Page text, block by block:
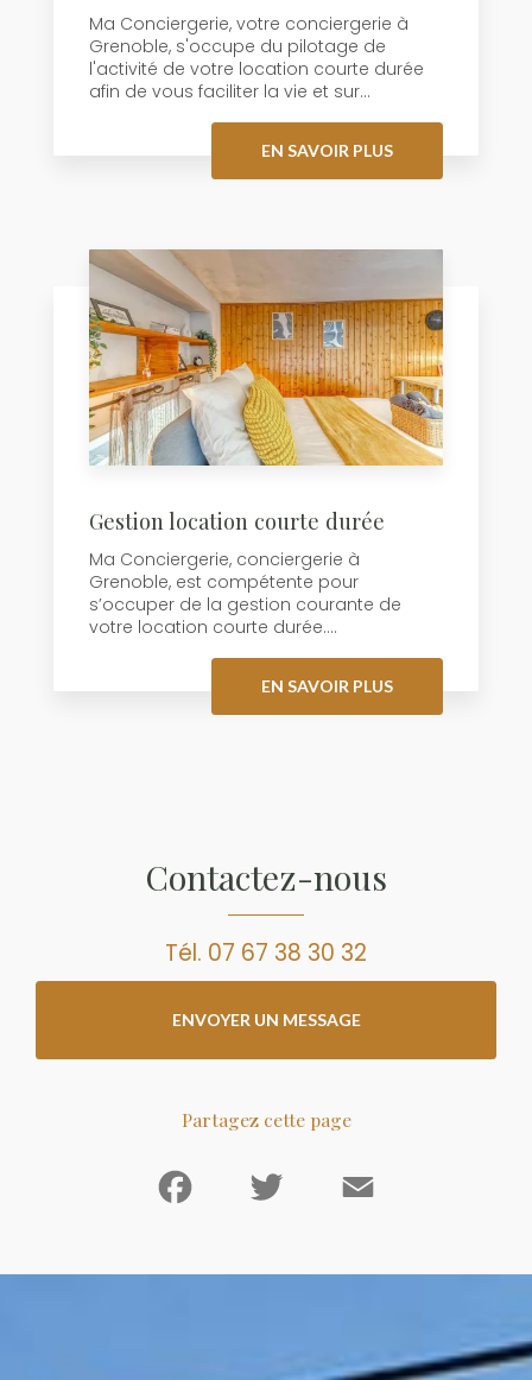
Ma Conciergerie, votre conciergerie à
Grenoble, s'occupe du pilotage de
l'activité de votre location courte durée
afin de vous faciliter la vie et sur...
EN SAVOIR PLUS
Gestion location courte durée
Ma Conciergerie, conciergerie à
Grenoble, est compétente pour
s’occuper de la gestion courante de
votre location courte durée....
EN SAVOIR PLUS
Contactez-nous
Tél. 07 67 38 30 32
ENVOYER UN MESSAGE
Partagez cette page